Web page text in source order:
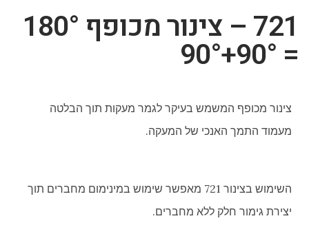
721 – צינור מכופף 180°
= 90°+90°
צינור מכופף המשמש בעיקר לגמר מעקות תוך הבלטה
מעמוד התמך האנכי של המעקה.
השימוש בצינור 721 מאפשר שימוש במינימום מחברים תוך
יצירת גימור חלק ללא מחברים.